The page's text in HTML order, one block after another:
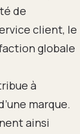
de
client, le
globale
à
marque.
ainsi